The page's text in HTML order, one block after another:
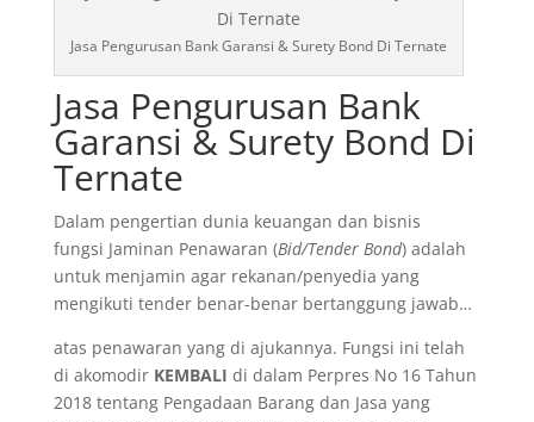
Jasa Pengurusan Bank Garansi & Surety Bond Di Ternate
Jasa Pengurusan Bank
Garansi & Surety Bond Di
Ternate
Dalam pengertian dunia keuangan dan bisnis
fungsi Jaminan Penawaran (Bid/Tender Bond) adalah
untuk menjamin agar rekanan/penyedia yang
mengikuti tender benar-benar bertanggung jawab…
atas penawaran yang di ajukannya. Fungsi ini telah
di akomodir KEMBALI di dalam Perpres No 16 Tahun
2018 tentang Pengadaan Barang dan Jasa yang